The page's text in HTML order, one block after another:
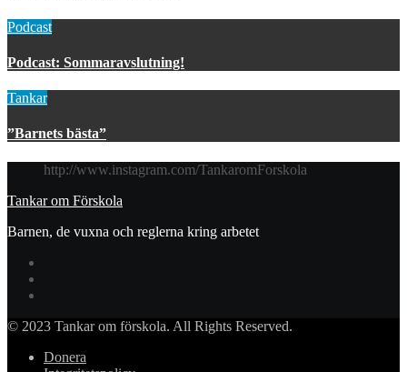
Podcast
Podcast: Sommaravslutning!
Tankar
”Barnets bästa”
http://www.instagram.com/TankaromForskola
Tankar om Förskola
Barnen, de vuxna och reglerna kring arbetet
© 2023 Tankar om förskola. All Rights Reserved.
Donera